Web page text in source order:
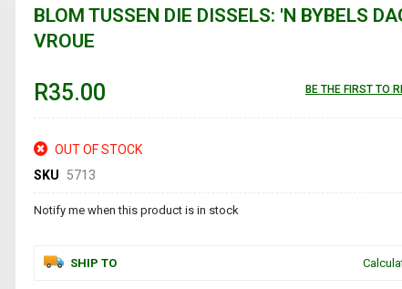
BLOM TUSSEN DIE DISSELS: 'N BYBELS
VROUE
R35.00 BE THE FIRST TO
OUT OF STOCK
SKU
5713
Notify me when this product is in stock
SHIP TO